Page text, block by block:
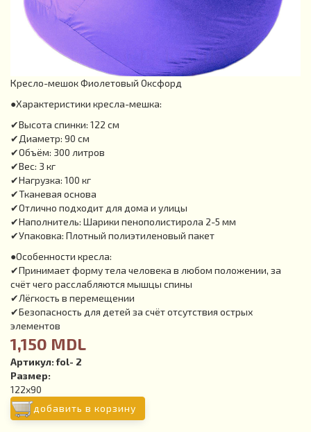
Кресло-мешок Фиолетовый Оксфорд
●Характеристики кресла-мешка:
✔Высота спинки: 122 см
✔Диаметр: 90 см
✔Объём: 300 литров
✔Вес: 3 кг
✔Нагрузка: 100 кг
✔Тканевая основа
✔Отлично подходит для дома и улицы
✔Наполнитель: Шарики пенополистирола 2-5 мм
✔Упаковка: Плотный полиэтиленовый пакет
●Особенности кресла:
✔Принимает форму тела человека в любом положении, за
счёт чего расслабляются мышцы спины
✔Лёгкость в перемещении
✔Безопасность для детей за счёт отсутствия острых
элементов
1,150 MDL
Артикул: fol- 2
Размер:
122х90
добавить в корзину